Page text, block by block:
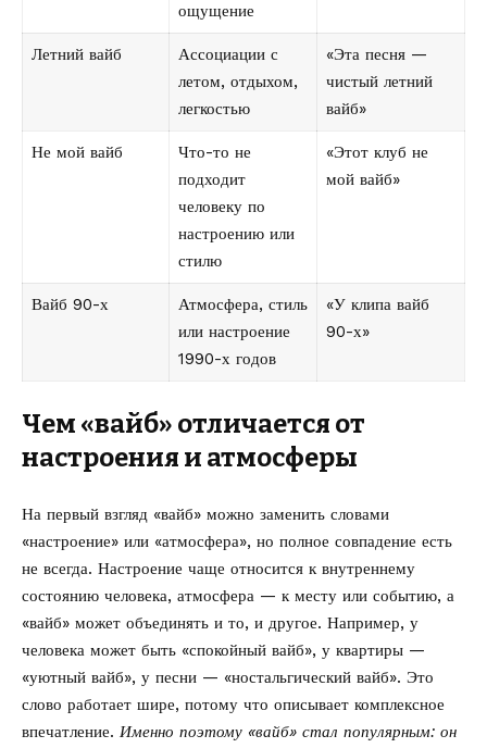
ощущение
Летний вайб
Ассоциации с
летом, отдыхом,
легкостью
«Эта песня —
чистый летний
вайб»
Не мой вайб
Что-то не
подходит
человеку по
настроению или
стилю
«Этот клуб не
мой вайб»
Вайб 90-х
Атмосфера, стиль
или настроение
1990-х годов
«У клипа вайб
90-х»
Чем «вайб» отличается от
настроения и атмосферы
На первый взгляд «вайб» можно заменить словами
«настроение» или «атмосфера», но полное совпадение есть
не всегда. Настроение чаще относится к внутреннему
состоянию человека, атмосфера — к месту или событию, а
«вайб» может объединять и то, и другое. Например, у
человека может быть «спокойный вайб», у квартиры —
«уютный вайб», у песни — «ностальгический вайб». Это
слово работает шире, потому что описывает комплексное
впечатление. Именно поэтому «вайб» стал популярным: он